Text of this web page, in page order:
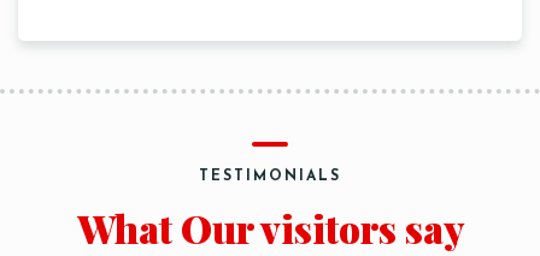
TESTIMONIALS
What Our visitors say